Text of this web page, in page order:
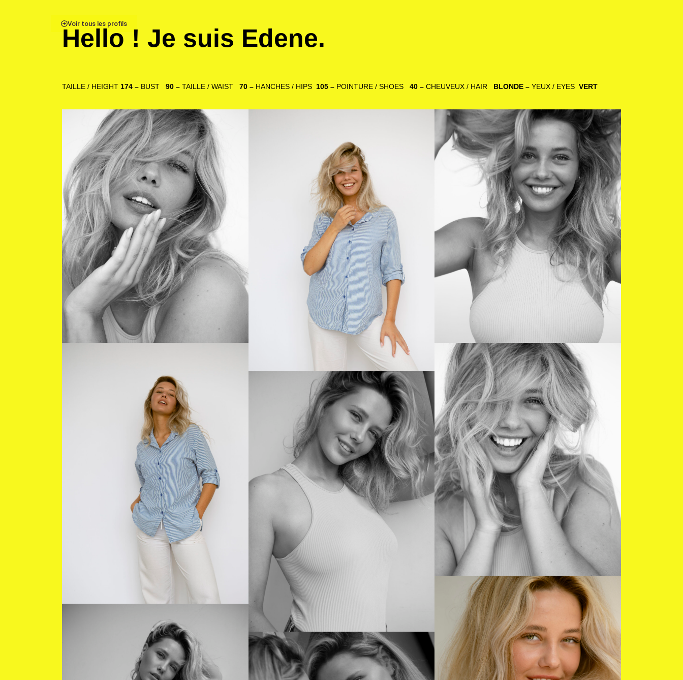
Voir tous les profils
Hello ! Je suis Edene.
TAILLE / HEIGHT 174 – BUST 90 – TAILLE / WAIST 70 – HANCHES / HIPS 105 – POINTURE / SHOES 40 – CHEUVEUX / HAIR BLONDE – YEUX / EYES VERT